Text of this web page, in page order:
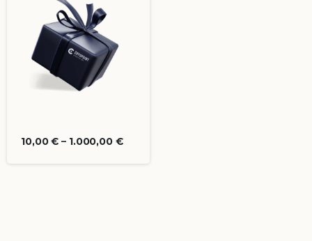
10,00€ – 1.000,00 €